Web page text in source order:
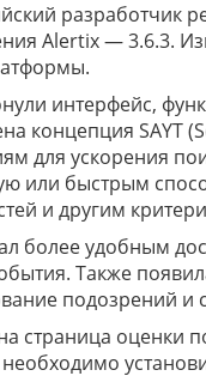
Alertix — 3.6.3.
интерфейс,
концепция SAYT
для ускорения
или быстрым
и другим
более удобным
Также
подозрений
страница оценки